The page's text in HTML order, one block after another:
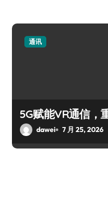
通讯
5G赋能VR通信，
dawei 7 月 25, 2026